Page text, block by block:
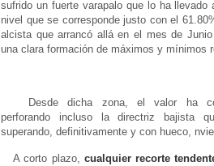
sufrido un fuerte varapalo que lo ha
nivel que se corresponde justo con el
alcista que arrancó allá en el mes de
una clara formación de máximos y mínimos
Desde dicha zona, el valor ha
perforando incluso la directriz bajista
superando, definitivamente y con hueco,
A corto plazo, cualquier recorte